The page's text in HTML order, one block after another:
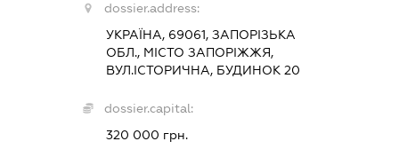
dossier.address:
УКРАЇНА, 69061, ЗАПОРІЗЬКА
ОБЛ., МІСТО ЗАПОРІЖЖЯ,
ВУЛ.ІСТОРИЧНА, БУДИНОК 20
dossier.capital:
320 000 грн.